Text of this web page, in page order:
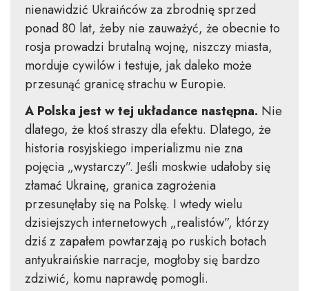
nienawidzić Ukraińców za zbrodnię sprzed
ponad 80 lat, żeby nie zauważyć, że obecnie to
rosja prowadzi brutalną wojnę, niszczy miasta,
morduje cywilów i testuje, jak daleko może
przesunąć granicę strachu w Europie.
A Polska jest w tej układance następna. Nie
dlatego, że ktoś straszy dla efektu. Dlatego, że
historia rosyjskiego imperializmu nie zna
pojęcia „wystarczy”. Jeśli moskwie udałoby się
złamać Ukrainę, granica zagrożenia
przesunęłaby się na Polskę. I wtedy wielu
dzisiejszych internetowych „realistów”, którzy
dziś z zapałem powtarzają po ruskich botach
antyukraińskie narracje, mogłoby się bardzo
zdziwić, komu naprawdę pomogli.